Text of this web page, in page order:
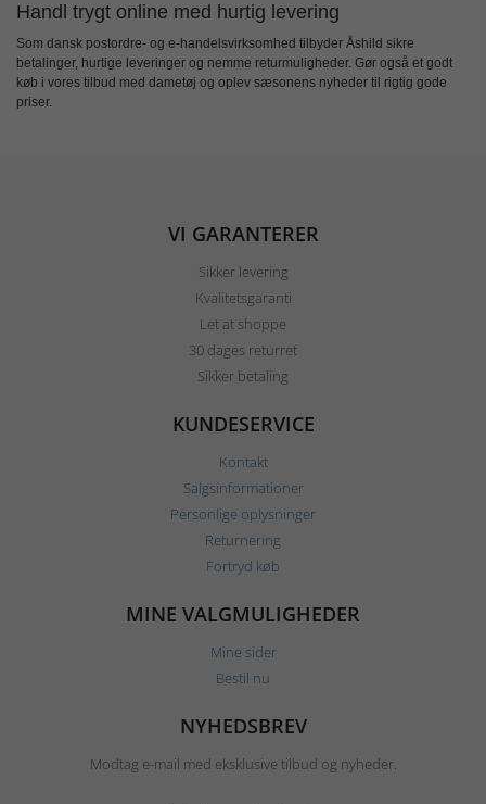
Handl trygt online med hurtig levering
Som dansk postordre- og e-handelsvirksomhed tilbyder Åshild sikre
betalinger, hurtige leveringer og nemme returmuligheder. Gør også et godt
køb i vores tilbud med dametøj og oplev sæsonens nyheder til rigtig gode
priser.
VI GARANTERER
Sikker levering
Kvalitetsgaranti
Let at shoppe
30 dages returret
Sikker betaling
KUNDESERVICE
Kontakt
Salgsinformationer
Personlige oplysninger
Returnering
Fortryd køb
MINE VALGMULIGHEDER
Mine sider
Bestil nu
NYHEDSBREV
Modtag e-mail med eksklusive tilbud og nyheder.